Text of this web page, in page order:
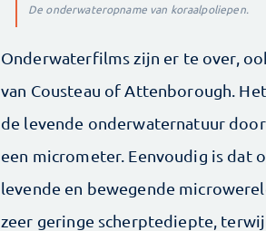
De onderwateropname van koraalpoliepen.
Onderwaterfilms zijn er te over,
van Cousteau of Attenborough.
de levende onderwaternatuur
een micrometer. Eenvoudig is dat
levende en bewegende
zeer geringe scherptediepte,